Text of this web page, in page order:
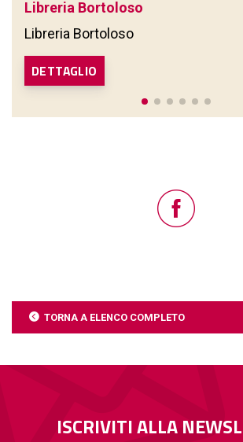
Libreria Bortoloso
Libreria Bortoloso
DETTAGLIO
TORNA A ELENCO COMPLETO
ISCRIVITI ALLA